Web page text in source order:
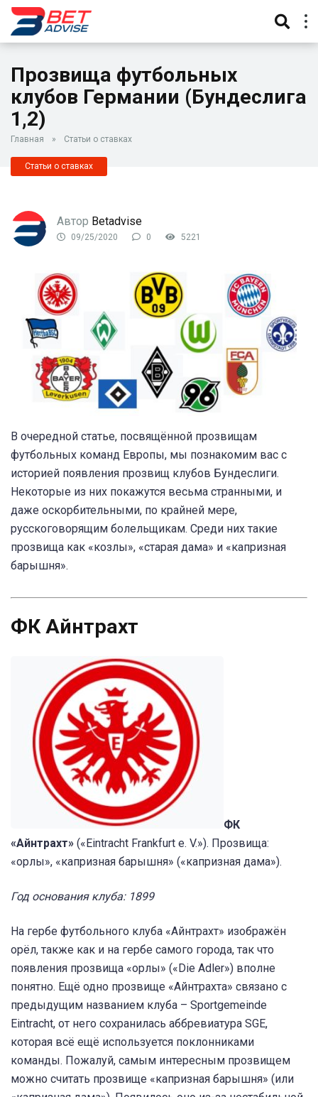
Прозвища футбольных
клубов Германии (Бундеслига
1,2)
Главная » Статьи о ставках
Статьи о ставках
Автор Betadvise
09/25/2020 0 5221
В очередной статье, посвящённой прозвищам
футбольных команд Европы, мы познакомим вас с
историей появления прозвищ клубов Бундеслиги.
Некоторые из них покажутся весьма странными, и
даже оскорбительными, по крайней мере,
русскоговорящим болельщикам. Среди них такие
прозвища как «козлы», «старая дама» и «капризная
барышня».
ФК Айнтрахт
ФК
«Айнтрахт» («Eintracht Frankfurt e. V.»). Прозвища:
«орлы», «капризная барышня» («капризная дама»).
Год основания клуба: 1899
На гербе футбольного клуба «Айнтрахт» изображён
орёл, также как и на гербе самого города, так что
появления прозвища «орлы» («Die Adler») вполне
понятно. Ещё одно прозвище «Айнтрахта» связано с
предыдущим названием клуба – Sportgemeinde
Eintracht, от него сохранилась аббревиатура SGE,
которая всё ещё используется поклонниками
команды. Пожалуй, самым интересным прозвищем
можно считать прозвище «капризная барышня» (или